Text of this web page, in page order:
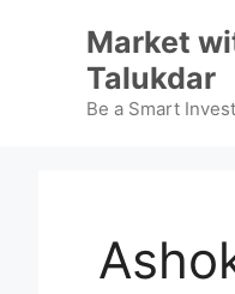
Market
Talukdar
Be a Smart